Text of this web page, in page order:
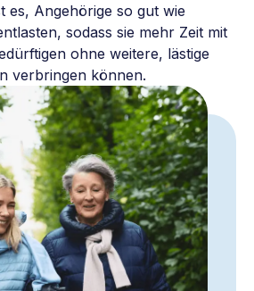
es, Angehörige so gut wie
sodass sie mehr Zeit mit
ohne weitere, lästige
verbringen können.